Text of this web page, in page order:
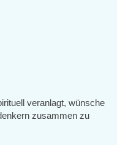
veranlagt, wünsche
zusammen zu